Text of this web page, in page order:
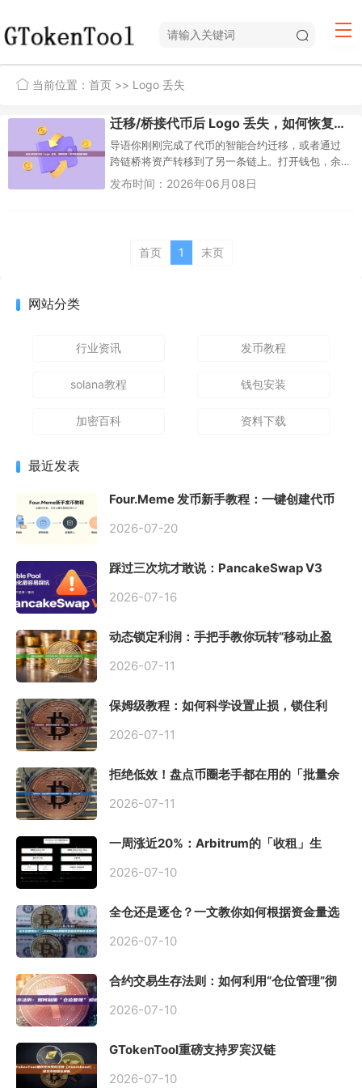
当前位置： 首页 >> Logo 丢失
迁移/桥接代币后 Logo 丢失，如何恢复？新手完整自救指南
导语你刚刚完成了代币的智能合约迁移，或者通过
跨链桥将资产转移到了另一条链上。打开钱包，余
额显示完全正确，但你心里却“咯噔”一下——那个熟
发布时间：2026年06月08日
首页 1 末页
网站分类
行业资讯 发币教程
solana教程 钱包安装
加密百科 资料下载
最近发表
Four.Meme 发币新手教程：一键创建代币
2026-07-20
踩过三次坑才敢说：PancakeSwap V3
初始化
2026-07-16
动态锁定利润：手把手教你玩转“移动止盈
2026-07-11
保姆级教程：如何科学设置止损，锁住利
2026-07-11
拒绝低效！盘点币圈老手都在用的「批量余
2026-07-11
一周涨近20%：Arbitrum的「收租」生
2026-07-10
全仓还是逐仓？一文教你如何根据资金量选
2026-07-10
合约交易生存法则：如何利用“仓位管理”彻
2026-07-10
GTokenTool重磅支持罗宾汉链
2026-07-10